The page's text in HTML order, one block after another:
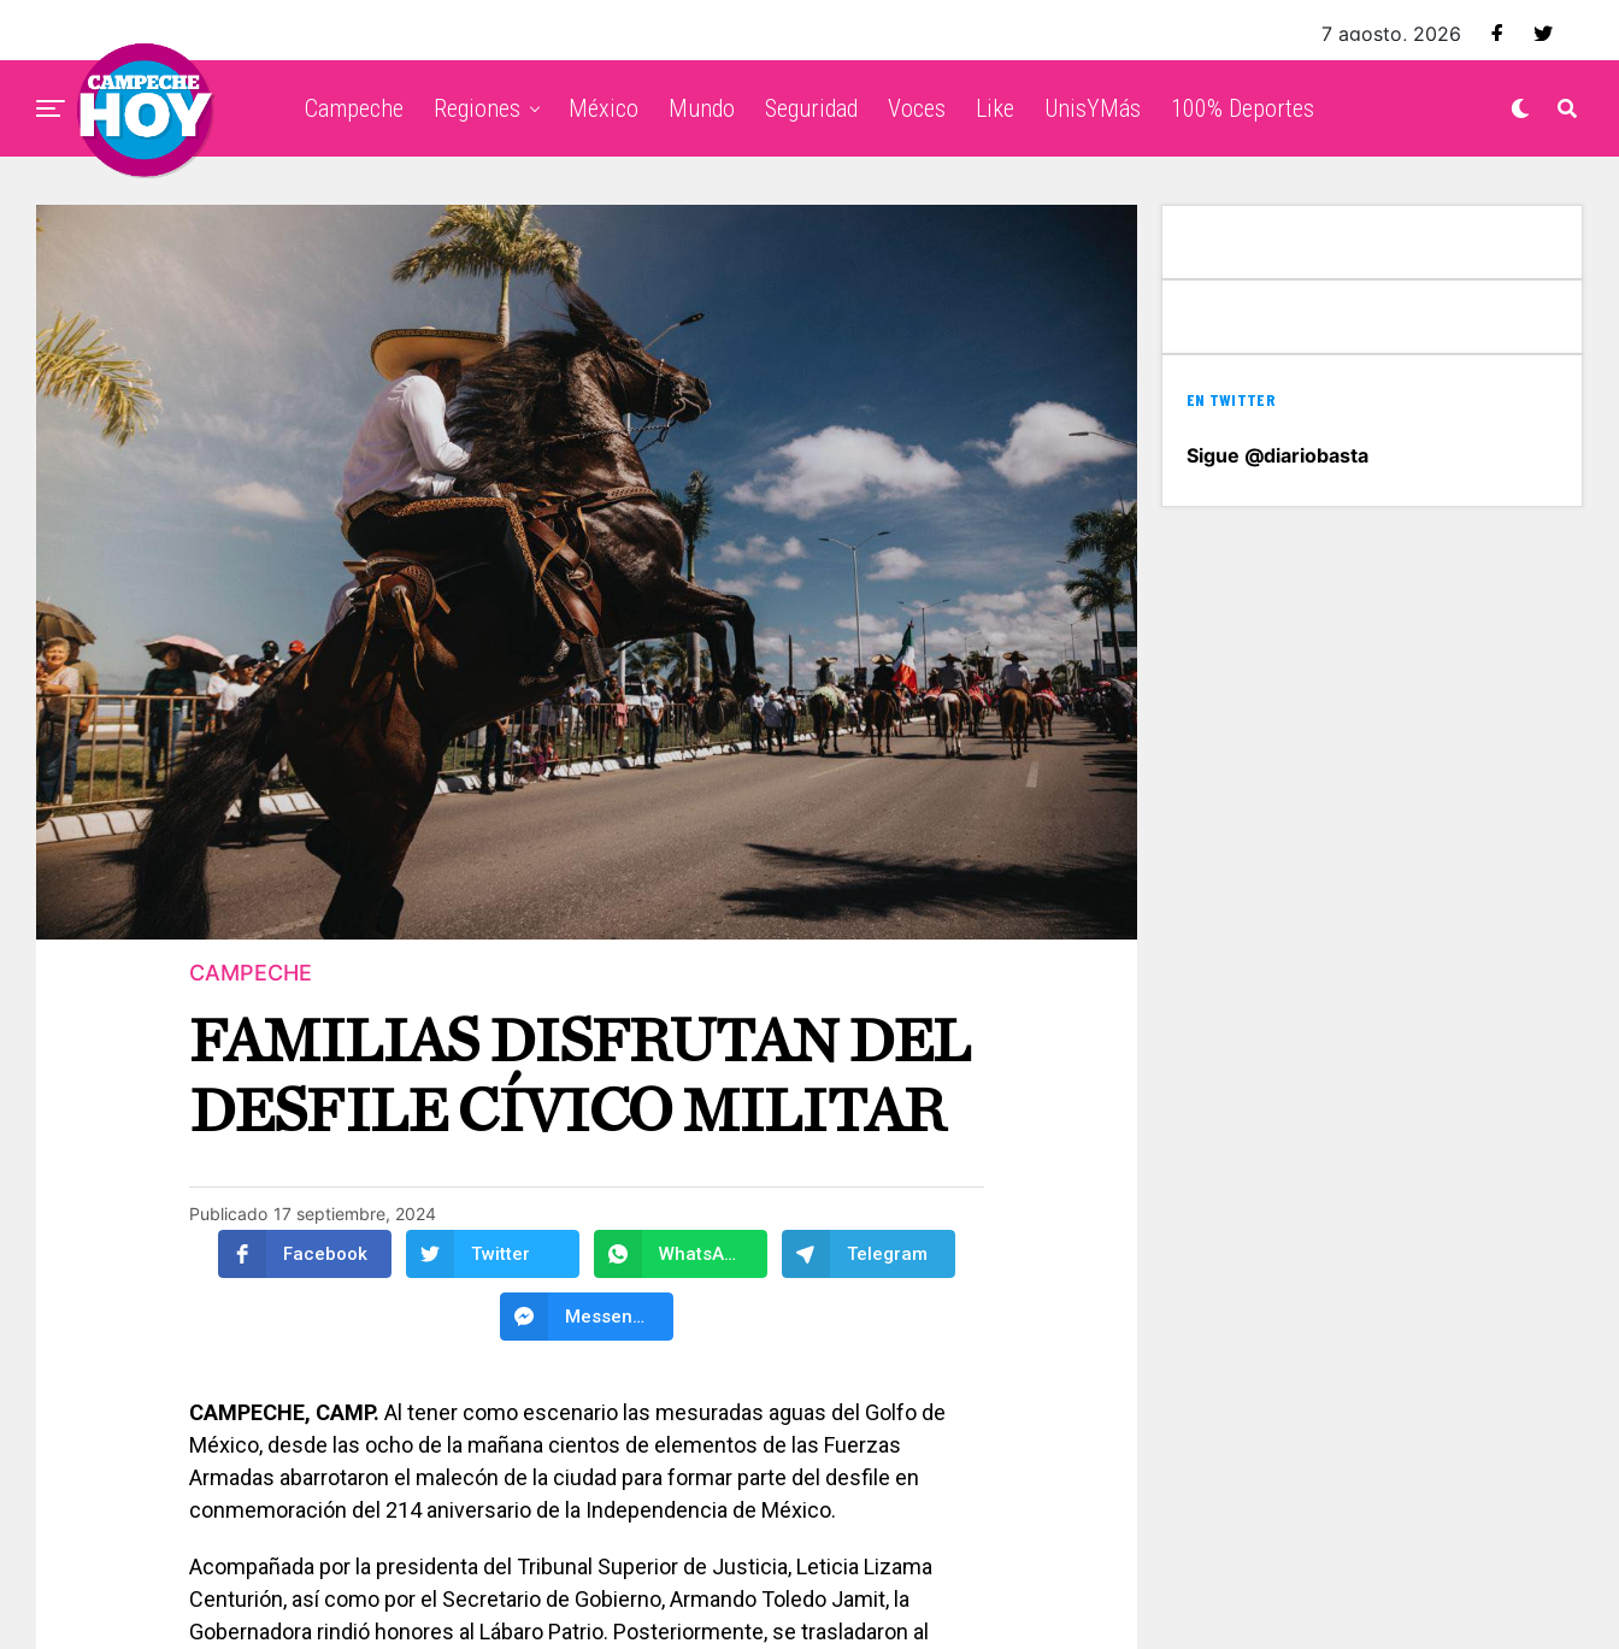
7 agosto, 2026
Campeche Regiones México Mundo Seguridad Voces Like UnisYMás 100% Deportes
CAMPECHE
FAMILIAS DISFRUTAN DEL
DESFILE CÍVICO MILITAR
Publicado 17 septiembre, 2024
Facebook Twitter WhatsApp Telegram
Messenger
CAMPECHE, CAMP. Al tener como escenario las mesuradas aguas del Golfo de
México, desde las ocho de la mañana cientos de elementos de las Fuerzas
Armadas abarrotaron el malecón de la ciudad para formar parte del desfile en
conmemoración del 214 aniversario de la Independencia de México.
Acompañada por la presidenta del Tribunal Superior de Justicia, Leticia Lizama
Centurión, así como por el Secretario de Gobierno, Armando Toledo Jamit, la
Gobernadora rindió honores al Lábaro Patrio. Posteriormente, se trasladaron al
EN TWITTER
Sigue @diariobasta